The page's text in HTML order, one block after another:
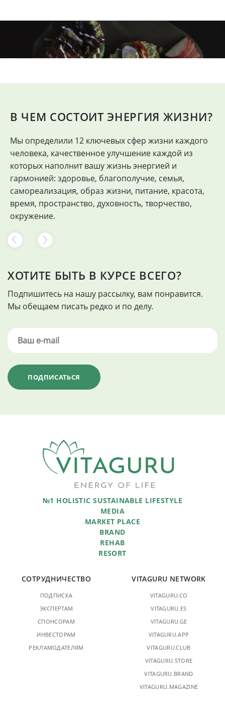
В ЧЕМ СОСТОИТ ЭНЕРГИЯ ЖИЗНИ?
Мы определили 12 ключевых сфер жизни каждого
человека, качественное улучшение каждой из
которых наполнит вашу жизнь энергией и
гармонией: здоровье, благополучие, семья,
самореализация, образ жизни, питание, красота,
время, пространство, духовность, творчество,
окружение.
ХОТИТЕ БЫТЬ В КУРСЕ ВСЕГО?
Подпишитесь на нашу рассылку, вам понравится.
Мы обещаем писать редко и по делу.
№1 HOLISTIC SUSTAINABLE LIFESTYLE
MEDIA
MARKET PLACE
BRAND
REHAB
RESORT
СОТРУДНИЧЕСТВО
ПОДПИСКА
ЭКСПЕРТАМ
СПОНСОРАМ
ИНВЕСТОРАМ
РЕКЛАМОДАТЕЛЯМ
VITAGURU NETWORK
VITAGURU.CO
VITAGURU.ES
VITAGURU.GE
VITAGURU.APP
VITAGURU.CLUB
VITAGURU.STORE
VITAGURU.BRAND
VITAGURU.MAGAZINE